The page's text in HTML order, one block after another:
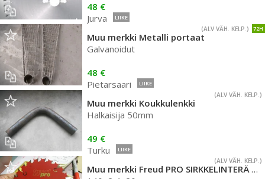
48 €
Jurva
LIIKE
72H
(ALV VÄH. KELP.)
Muu merkki Metalli portaat
Galvanoidut
48 €
Pietarsaari
LIIKE
(ALV VÄH. KELP.)
Muu merkki Koukkulenkki
Halkaisija 50mm
49 €
Turku
LIIKE
(ALV VÄH. KELP.)
Muu merkki Freud PRO SIRKKELINTERÄ 140mm KOVAMETALLI